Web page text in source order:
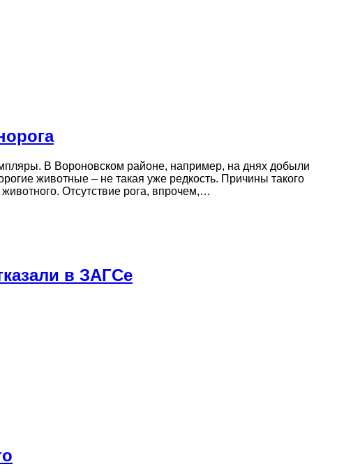
В Вороновском районе, например, на днях добыли
животные – не такая уже редкость. Причины такого
Отсутствие рога, впрочем,…
в ЗАГСе